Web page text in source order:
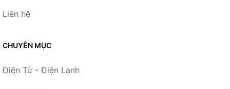
Liên hệ
CHUYÊN MỤC
Điện Tử - Điện Lạnh